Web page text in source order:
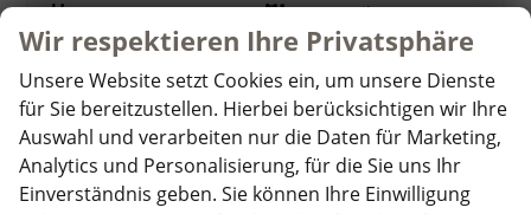
Fahrzeugnr. 361714 GetriebeAutomatik
Kraftstoff Benzin Außenfarbe
Experience Green Metallic
103 kW (140 PS)
25 km
01.01.2026
24.680,– €
incl. 19% MwSt.
Details
Verbrauch kombiniert:6,30 l/100km
Wir respektieren Ihre Privatsphäre
Unsere Website setzt Cookies ein, um unsere Dienste
für Sie bereitzustellen. Hierbei berücksichtigen wir Ihre
Auswahl und verarbeiten nur die Daten für Marketing,
Analytics und Personalisierung, für die Sie uns Ihr
Einverständnis geben. Sie können Ihre Einwilligung